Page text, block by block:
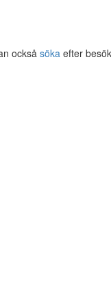
också söka efter